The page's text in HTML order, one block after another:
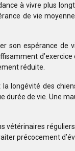
à vivre plus
de vie
son espérance de
réduite.
longévité des
durée de vie. Une
vétérinaires
précocement